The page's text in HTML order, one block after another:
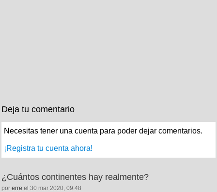
Deja tu comentario
Necesitas tener una cuenta para poder dejar comentarios.
¡Registra tu cuenta ahora!
¿Cuántos continentes hay realmente?
por erre el 30 mar 2020, 09:48